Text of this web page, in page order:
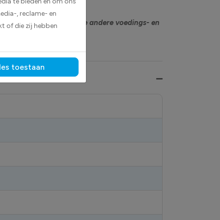
Bekijk ook onze andere voedings- en
, reclame- en
of die zij hebben
toestaan